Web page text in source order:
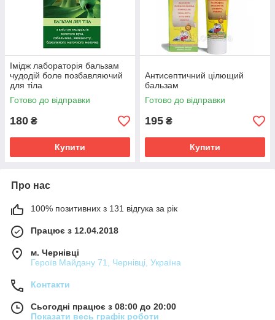
Імідж лабораторія бальзам
чудодій боле позбавляючий
для тіла
Готово до відправки
180 ₴
Купити
Антисептичний цілющий
бальзам
Готово до відправки
195 ₴
Купити
Про нас
100% позитивних з 131 відгука за рік
Працює з 12.04.2018
м. Чернівці
Героїв Майдану 71, Чернівці, Україна
Контакти
Сьогодні працює з 08:00 до 20:00
Показати весь графік роботи